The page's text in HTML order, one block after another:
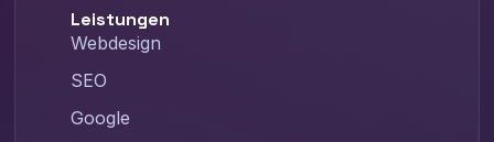
Leistungen
Webdesign
SEO
Google